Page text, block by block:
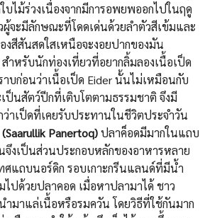
บไม้ร่วงเนื่องจากมีการอพยพออกไปในฤดู
จะมีลักษณะที่โดดเด่นด้วยลำตัวสีเข้มและ
สีสันสดใสเหนือจะงอยปากของมัน
สำหรับนักท่องเที่ยวที่อยากลิ้มลองเนื้อเป็ด
บก่อนว่าเนื้อเป็ด Eider นั้นไม่เหมือนกับ
เป็นสัตว์ปีกที่เติบโตตามธรรมชาติ จึงมี
าเป็ดที่เคยรับประทานในชีวิตประจำวัน
Saarullik Panertoq)ปลาค็อดมีมากในแถบ
จึงเป็นส่วนประกอบหลักของอาหารหลาย
ศแถบนอร์ดิก รอบเกาะกรีนแลนด์ที่มีน้ำ
ปด้วยปลาคอด เมื่อหาปลามาได้ ชาว
ำมาแล่เนื้อหรือรมควัน โดยวิธีที่ใช้กันมาก